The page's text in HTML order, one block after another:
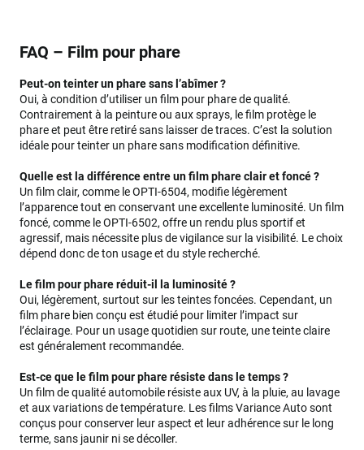
FAQ – Film pour phare
Peut-on teinter un phare sans l’abîmer ?
Oui, à condition d’utiliser un film pour phare de qualité.
Contrairement à la peinture ou aux sprays, le film protège le
phare et peut être retiré sans laisser de traces. C’est la solution
idéale pour teinter un phare sans modification définitive.
Quelle est la différence entre un film phare clair et foncé ?
Un film clair, comme le OPTI-6504, modifie légèrement
l’apparence tout en conservant une excellente luminosité. Un film
foncé, comme le OPTI-6502, offre un rendu plus sportif et
agressif, mais nécessite plus de vigilance sur la visibilité. Le choix
dépend donc de ton usage et du style recherché.
Le film pour phare réduit-il la luminosité ?
Oui, légèrement, surtout sur les teintes foncées. Cependant, un
film phare bien conçu est étudié pour limiter l’impact sur
l’éclairage. Pour un usage quotidien sur route, une teinte claire
est généralement recommandée.
Est-ce que le film pour phare résiste dans le temps ?
Un film de qualité automobile résiste aux UV, à la pluie, au lavage
et aux variations de température. Les films Variance Auto sont
conçus pour conserver leur aspect et leur adhérence sur le long
terme, sans jaunir ni se décoller.